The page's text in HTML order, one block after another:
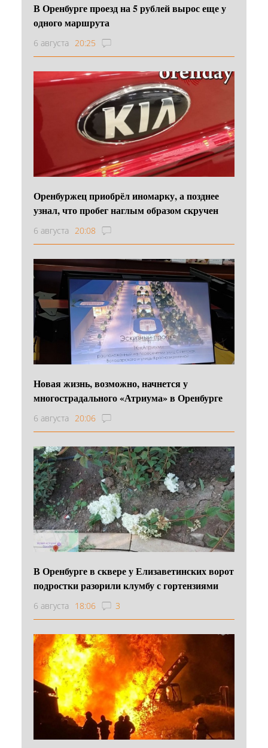
В Оренбурге проезд на 5 рублей вырос еще у
одного маршрута
6 августа 20:25
Оренбуржец приобрёл иномарку, а позднее
узнал, что пробег наглым образом скручен
6 августа 20:08
Новая жизнь, возможно, начнется у
многострадального «Атриума» в Оренбурге
6 августа 20:06
В Оренбурге в сквере у Елизаветинских ворот
подростки разорили клумбу с гортензиями
6 августа 18:06 3